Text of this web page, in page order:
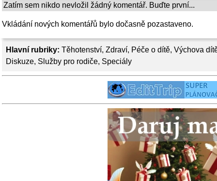
Hlavní rubriky: Těhotenství, Zdraví, Péče o dítě, Výchova
Diskuze, Služby pro rodiče, Speciály
Zatím sem nikdo nevložil žádný komentář. Buďte první...
Vkládání nových komentářů bylo dočasně pozastaveno.